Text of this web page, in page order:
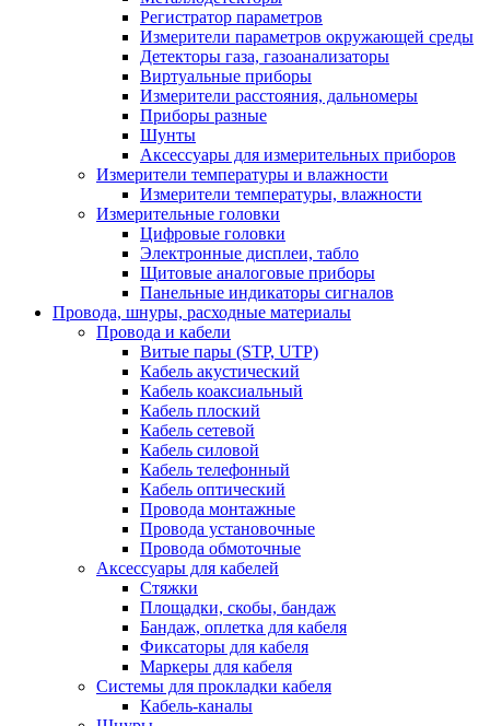
Регистратор параметров
Измерители параметров окружающей среды
Детекторы газа, газоанализаторы
Виртуальные приборы
Измерители расстояния, дальномеры
Приборы разные
Шунты
Аксессуары для измерительных приборов
Измерители температуры и влажности
Измерители температуры, влажности
Измерительные головки
Цифровые головки
Электронные дисплеи, табло
Щитовые аналоговые приборы
Панельные индикаторы сигналов
Провода, шнуры, расходные материалы
Провода и кабели
Витые пары (STP, UTP)
Кабель акустический
Кабель коаксиальный
Кабель плоский
Кабель сетевой
Кабель силовой
Кабель телефонный
Кабель оптический
Провода монтажные
Провода установочные
Провода обмоточные
Аксессуары для кабелей
Стяжки
Площадки, скобы, бандаж
Бандаж, оплетка для кабеля
Фиксаторы для кабеля
Маркеры для кабеля
Системы для прокладки кабеля
Кабель-каналы